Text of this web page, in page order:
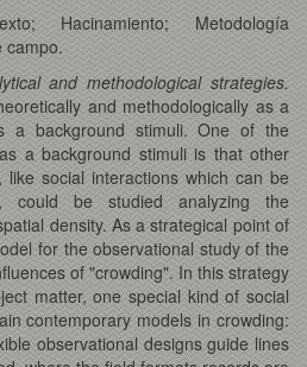
Hacinamiento; Metodología
campo.
and methodological strategies.
and methodologically as a
a background stimuli. One of the
a background stimuli is that other
like social interactions which can be
could be studied analyzing the
density. As a strategical point of
for the observational study of the
of "crowding". In this strategy
matter, one special kind of social
contemporary models in crowding:
observational designs guide lines